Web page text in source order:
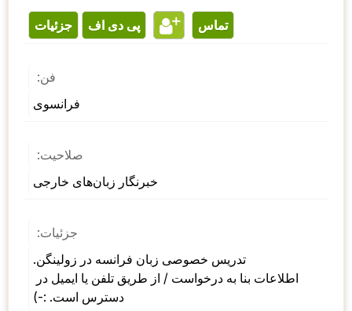
جزئیات پی دی اف تماس
فن:
فرانسوی
صلاحیت:
خبرنگار زبان‌های خارجی
جزئیات:
دسترس است. :-)